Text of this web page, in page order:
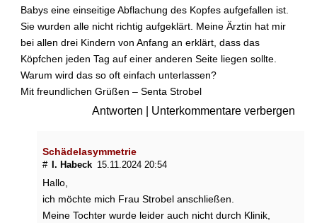
Babys eine einseitige Abflachung des Kopfes aufgefallen ist.
Sie wurden alle nicht richtig aufgeklärt. Meine Ärztin hat mir
bei allen drei Kindern von Anfang an erklärt, dass das
Köpfchen jeden Tag auf einer anderen Seite liegen sollte.
Warum wird das so oft einfach unterlassen?
Mit freundlichen Grüßen – Senta Strobel
Antworten Unterkommentare verbergen
Schädelasymmetrie
# I. Habeck 15.11.2024 20:54
Hallo,
ich möchte mich Frau Strobel anschließen.
Meine Tochter wurde leider auch nicht durch Klinik,
a
-
u
n
d
g
e
r
e
r